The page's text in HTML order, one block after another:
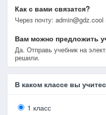
Как с вами связатся?
Через почту:
Вам можно предложить
Да. Отправь учебник на
решили.
В каком классе вы
1 класс